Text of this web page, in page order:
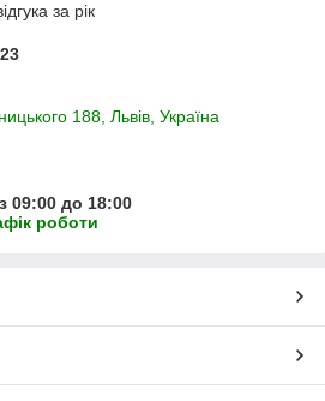
за рік
188, Львів, Україна
09:00 до 18:00
роботи